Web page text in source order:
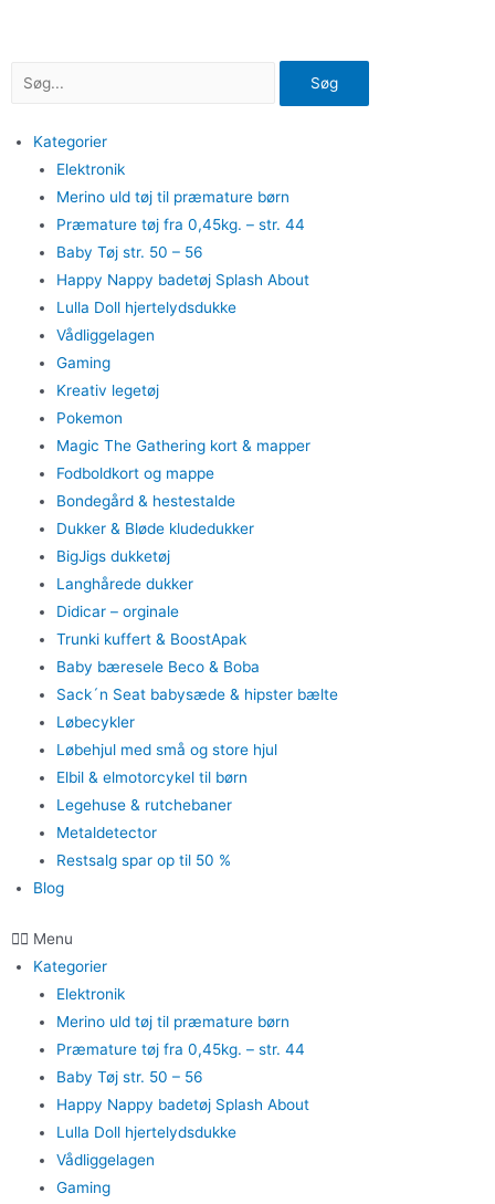
Søg
Kategorier
Elektronik
Merino uld tøj til præmature børn
Præmature tøj fra 0,45kg. – str. 44
Baby Tøj str. 50 – 56
Happy Nappy badetøj Splash About
Lulla Doll hjertelydsdukke
Vådliggelagen
Gaming
Kreativ legetøj
Pokemon
Magic The Gathering kort & mapper
Fodboldkort og mappe
Bondegård & hestestalde
Dukker & Bløde kludedukker
BigJigs dukketøj
Langhårede dukker
Didicar – orginale
Trunki kuffert & BoostApak
Baby bæresele Beco & Boba
Sack´n Seat babysæde & hipster bælte
Løbecykler
Løbehjul med små og store hjul
Elbil & elmotorcykel til børn
Legehuse & rutchebaner
Metaldetector
Restsalg spar op til 50 %
Blog
Menu
Kategorier
Elektronik
Merino uld tøj til præmature børn
Præmature tøj fra 0,45kg. – str. 44
Baby Tøj str. 50 – 56
Happy Nappy badetøj Splash About
Lulla Doll hjertelydsdukke
Vådliggelagen
Gaming